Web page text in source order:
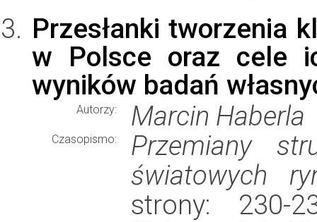
Przesłanki tworzenia
w Polsce oraz cele
wyników badań
Autorzy: Marcin Haberla
Czasopismo:
Przemiany
światowych
strony: 230-